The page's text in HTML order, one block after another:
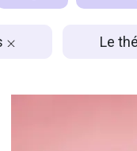
Le thé